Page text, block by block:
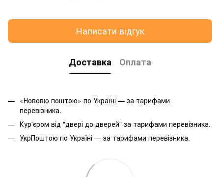
Написати відгук
Доставка Оплата
«Нововю поштою» по Україні — за тарифами
перевізника.
Кур'єром від "двері до дверей" за тарифами перевізника.
УкрПоштою по Україні — за тарифами перевізника.